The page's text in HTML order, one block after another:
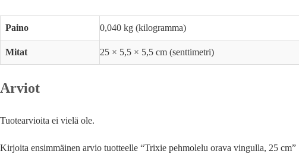
Paino 0,040 kg (kilogramma)
Mitat 25 × 5,5 × 5,5 cm (senttimetri)
Arviot
Tuotearvioita ei vielä ole.
Kirjoita ensimmäinen arvio tuotteelle “Trixie pehmolelu orava vingulla, 25 cm”